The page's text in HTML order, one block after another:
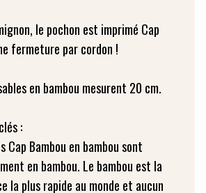
le pochon est imprimé Cap
fermeture par cordon !
en bambou mesurent 20 cm.
:
Cap Bambou en bambou sont
en bambou. Le bambou est la
la plus rapide au monde et aucun